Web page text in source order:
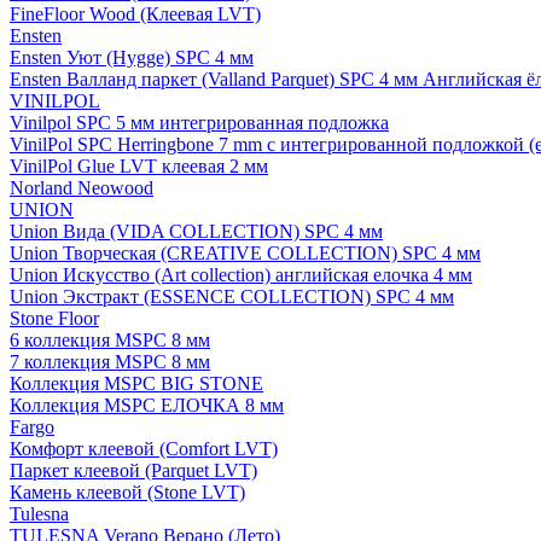
FineFloor Wood (Клеевая LVT)
Ensten
Ensten Уют (Hygge) SPC 4 мм
Ensten Валланд паркет (Valland Parquet) SPC 4 мм Английская
VINILPOL
Vinilpol SPC 5 мм интегрированная подложка
VinilPol SPC Herringbone 7 mm с интегрированной подложкой
VinilPol Glue LVT клеевая 2 мм
Norland Neowood
UNION
Union Вида (VIDA COLLECTION) SPC 4 мм
Union Творческая (CREATIVE COLLECTION) SPC 4 мм
Union Искусство (Art collection) английская елочка 4 мм
Union Экстракт (ESSENCE COLLECTION) SPC 4 мм
Stone Floor
6 коллекция MSPC 8 мм
7 коллекция MSPC 8 мм
Коллекция MSPC BIG STONE
Коллекция MSPC ЕЛОЧКА 8 мм
Fargo
Комфорт клеевой (Comfort LVT)
Паркет клеевой (Parquet LVT)
Камень клеевой (Stone LVT)
Tulesna
TULESNA Verano Верано (Лето)